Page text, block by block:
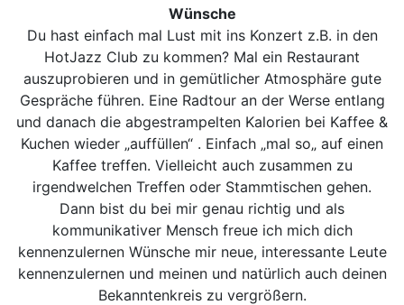
Wünsche
Du hast einfach mal Lust mit ins Konzert z.B. in den
HotJazz Club zu kommen? Mal ein Restaurant
auszuprobieren und in gemütlicher Atmosphäre gute
Gespräche führen. Eine Radtour an der Werse entlang
und danach die abgestrampelten Kalorien bei Kaffee &
Kuchen wieder „auffüllen“ . Einfach „mal so„ auf einen
Kaffee treffen. Vielleicht auch zusammen zu
irgendwelchen Treffen oder Stammtischen gehen.
Dann bist du bei mir genau richtig und als
kommunikativer Mensch freue ich mich dich
kennenzulernen Wünsche mir neue, interessante Leute
kennenzulernen und meinen und natürlich auch deinen
Bekanntenkreis zu vergrößern.